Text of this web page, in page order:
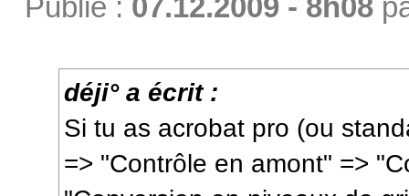
Publié : 07.12.2009 - 8h08
déji° a écrit :
Si tu as acrobat pro (ou
=> "Contrôle en amont" =>